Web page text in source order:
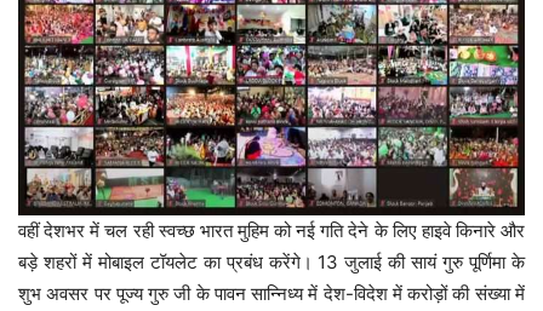
वहीं देशभर में चल रही स्वच्छ भारत मुहिम को नई गति देने के लिए हाइवे किनारे और
बड़े शहरों में मोबाइल टॉयलेट का प्रबंध करेंगे। 13 जुलाई की सायं गुरु पूर्णिमा के
शुभ अवसर पर पूज्य गुरु जी के पावन सान्निध्य में देश-विदेश में करोड़ों की संख्या में